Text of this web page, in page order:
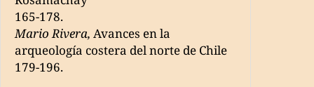
165-178.
Mario Rivera, Avances en la
arqueología costera del norte de Chile
179-196.